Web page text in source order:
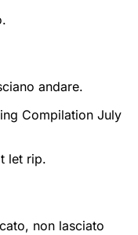
andare.
Compilation July
let rip.
non lasciato